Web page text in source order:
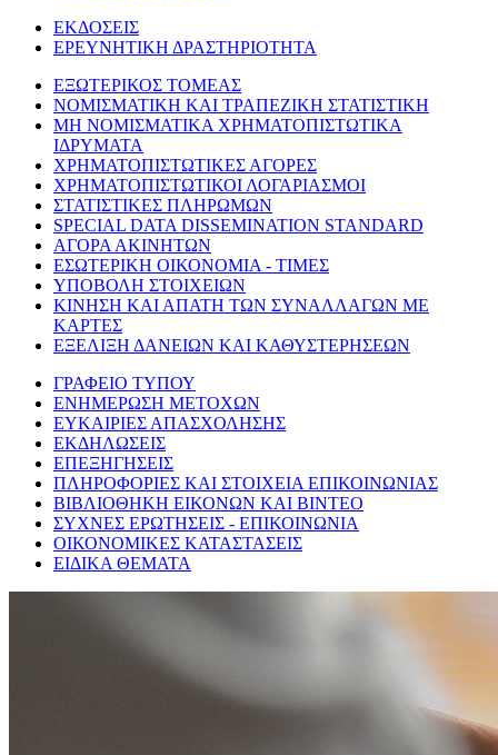
ΕΚΔΟΣΕΙΣ
ΕΡΕΥΝΗΤΙΚΗ ΔΡΑΣΤΗΡΙΟΤΗΤΑ
ΕΞΩΤΕΡΙΚΟΣ ΤΟΜΕΑΣ
ΝΟΜΙΣΜΑΤΙΚΗ ΚΑΙ ΤΡΑΠΕΖΙΚΗ ΣΤΑΤΙΣΤΙΚΗ
ΜΗ ΝΟΜΙΣΜΑΤΙΚΑ ΧΡΗΜΑΤΟΠΙΣΤΩΤΙΚΑ
ΙΔΡΥΜΑΤΑ
ΧΡΗΜΑΤΟΠΙΣΤΩΤΙΚΕΣ ΑΓΟΡΕΣ
ΧΡΗΜΑΤΟΠΙΣΤΩΤΙΚΟΙ ΛΟΓΑΡΙΑΣΜΟΙ
ΣΤΑΤΙΣΤΙΚΕΣ ΠΛΗΡΩΜΩΝ
SPECIAL DATA DISSEMINATION STANDARD
ΑΓΟΡΑ ΑΚΙΝΗΤΩΝ
ΕΣΩΤΕΡΙΚΗ ΟΙΚΟΝΟΜΙΑ - ΤΙΜΕΣ
ΥΠΟΒΟΛΗ ΣΤΟΙΧΕΙΩΝ
ΚΙΝΗΣΗ ΚΑΙ ΑΠΑΤΗ ΤΩΝ ΣΥΝΑΛΛΑΓΩΝ ΜΕ
ΚΑΡΤΕΣ
ΕΞΕΛΙΞΗ ΔΑΝΕΙΩΝ ΚΑΙ ΚΑΘΥΣΤΕΡΗΣΕΩΝ
ΓΡΑΦΕΙΟ ΤΥΠΟΥ
ΕΝΗΜΕΡΩΣΗ ΜΕΤΟΧΩΝ
ΕΥΚΑΙΡΙΕΣ ΑΠΑΣΧΟΛΗΣΗΣ
ΕΚΔΗΛΩΣΕΙΣ
ΕΠΕΞΗΓΗΣΕΙΣ
ΠΛΗΡΟΦΟΡΙΕΣ ΚΑΙ ΣΤΟΙΧΕΙΑ ΕΠΙΚΟΙΝΩΝΙΑΣ
ΒΙΒΛΙΟΘΗΚΗ ΕΙΚΟΝΩΝ ΚΑΙ ΒΙΝΤΕΟ
ΣΥΧΝΕΣ ΕΡΩΤΗΣΕΙΣ - ΕΠΙΚΟΙΝΩΝΙΑ
ΟΙΚΟΝΟΜΙΚΕΣ ΚΑΤΑΣΤΑΣΕΙΣ
ΕΙΔΙΚΑ ΘΕΜΑΤΑ